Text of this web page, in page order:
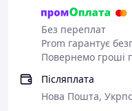
Без переплат
Prom гарантує
Повернемо гроші
Післяплата
Нова Пошта,